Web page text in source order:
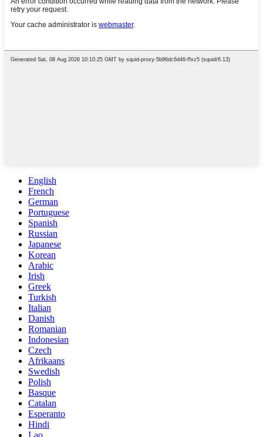
English
French
German
Portuguese
Spanish
Russian
Japanese
Korean
Arabic
Irish
Greek
Turkish
Italian
Danish
Romanian
Indonesian
Czech
Afrikaans
Swedish
Polish
Basque
Catalan
Esperanto
Hindi
Lao